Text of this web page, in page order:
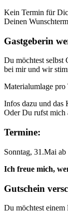
Kein Termin für
Deinen
Gastgeberin
Du möchtest selbst
bei mir und wir
Materialumlage
Infos dazu und das
Oder Du rufst mich
Termine:
Sonntag, 31.Mai
Ich freue mich,
Gutschein
Du möchtest einem